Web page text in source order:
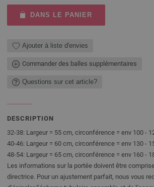
DANS LE PANIER
Ajouter à liste d'envies
Commander des balles supplémentaires
Questions sur cet article?
DESCRIPTION
32-38: Largeur = 55 cm, circonférence = env 100 -
40-46: Largeur = 60 cm, circonférence = env 130 -
48-54: Largeur = 65 cm, circonférence = env 160 -
Les informations sur la portée doivent être
directrice. Pour un ajustement parfait, nous vous